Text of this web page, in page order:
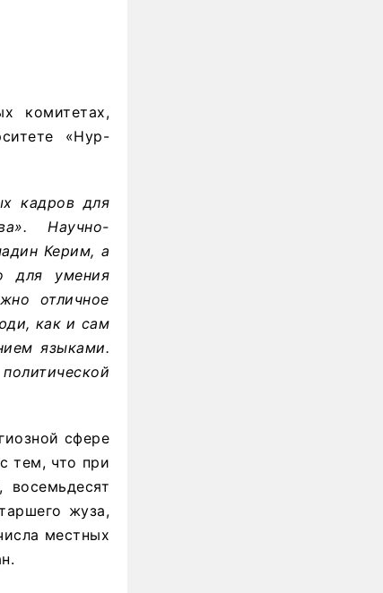
комитетах,
«Нур-
кадров для
Научно-
Керим, а
для умения
отличное
как и сам
языками.
сфере
тем, что при
жуза,
местных